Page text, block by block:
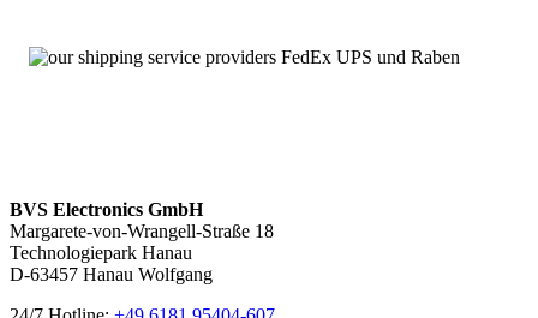
BVS Electronics GmbH
Margarete-von-Wrangell-Straße 18
Technologiepark Hanau
D-63457 Hanau Wolfgang